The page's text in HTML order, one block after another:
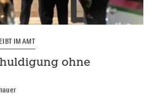
IM AMT
ohne